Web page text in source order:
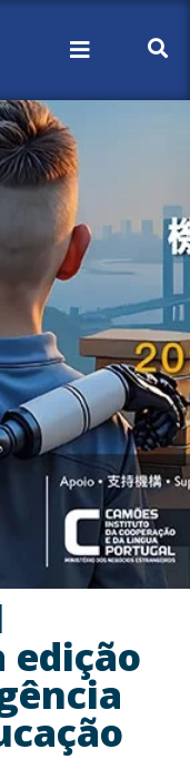
edição